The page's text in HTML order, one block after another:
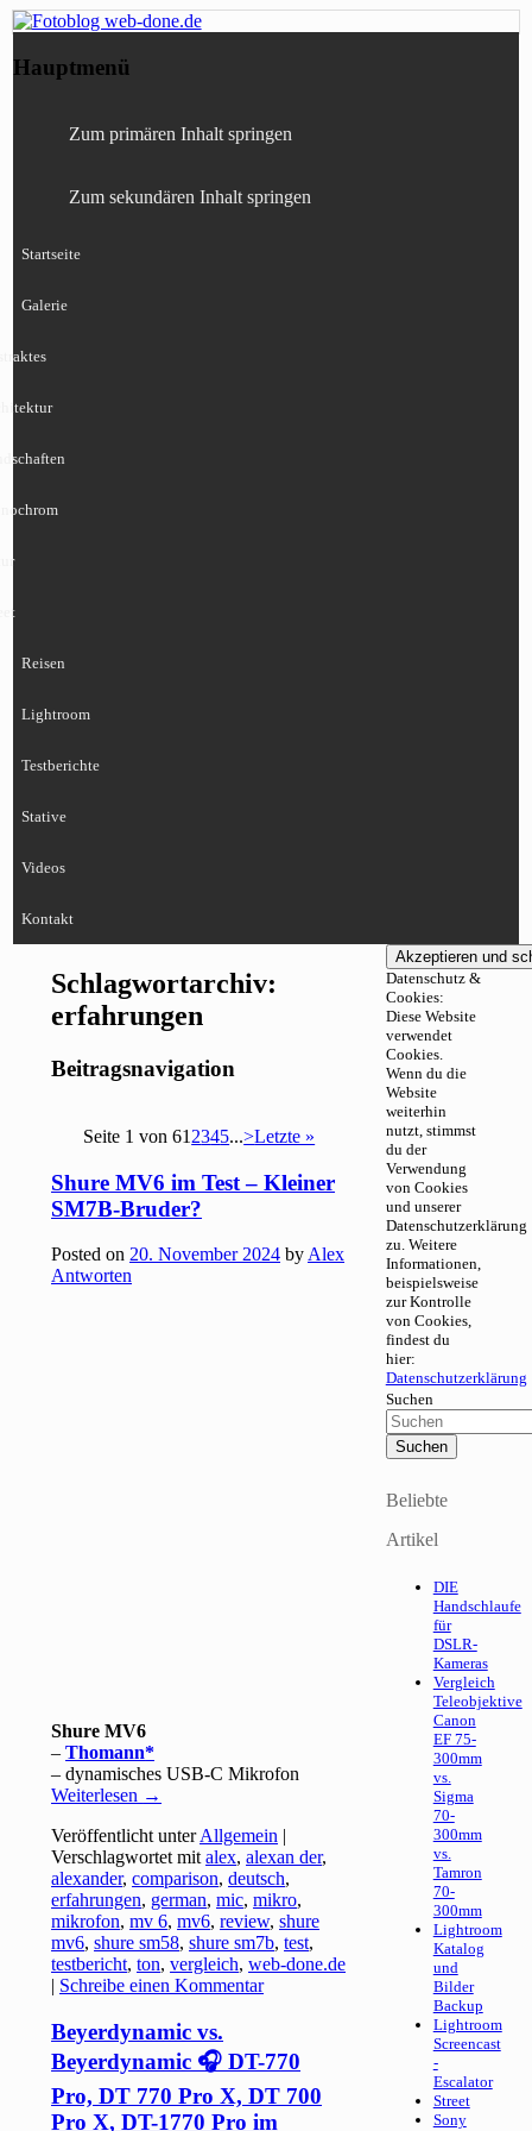
Fotoblog web-done.de
Canon, Nikon, Sony
Hauptmenü
Zum primären Inhalt springen
Zum sekundären Inhalt springen
Startseite
Galerie
Reisen
Lightroom
Testberichte
Stative
Videos
Kontakt
Schlagwortarchiv:
erfahrungen
Beitragsnavigation
Seite 1 von 61 2345...>Letzte »
Shure MV6 im Test – Kleiner
SM7B-Bruder?
Posted on20. November 2024 byAlex
Antworten
Shure MV6
–Thomann
– dynamisches USB-C Mikrofon
Weiterlesen →
Veröffentlicht unterAllgemein |
Verschlagwortet mit alex,alexan der,
alexander,comparison,deutsch,
erfahrungen, german,mic,mikro,
mikrofon,mv 6,mv6,review,shure
mv6,shure sm58,shure sm7b,test,
testbericht,ton,vergleich,web-done.de
| Schreibe einen Kommentar
Beyerdynamic vs.
Beyerdynamic 🎧 DT-770
Pro, DT 770 Pro X, DT 700
Pro X, DT-1770 Pro im
Datenschutz &
Cookies:
Diese Website
verwendet
Cookies.
Wenn du die
Website
weiterhin
nutzt, stimmst
du der
Verwendung
von Cookies
und unserer
Datenschutzerklärung
zu. Weitere
Informationen,
beispielsweise
zur Kontrolle
von Cookies,
findest du
hier:
Datenschutzerklärung
Suchen
Beliebte
Artikel
DIE
Handschlaufe
für
DSLR-
Kameras
Vergleich
Teleobjektive
Canon
EF 75-
300mm
vs.
Sigma
70-
300mm
vs.
Tamron
70-
300mm
Lightroom
Katalog
und
Bilder
Backup
Lightroom
Screencast
-
Escalator
Street
Sony